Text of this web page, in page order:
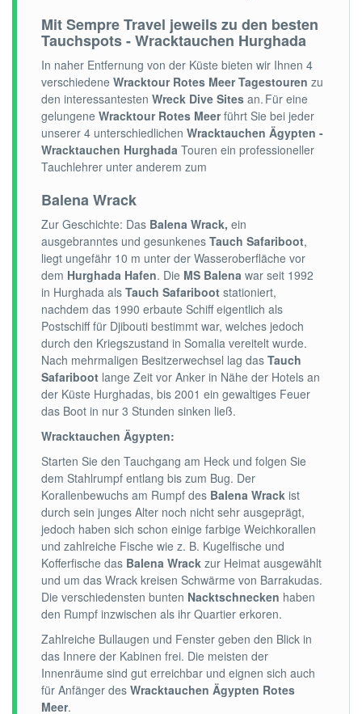
Mit Sempre Travel jeweils zu den besten
Tauchspots - Wracktauchen Hurghada
In naher Entfernung von der Küste bieten wir Ihnen 4
verschiedene Wracktour Rotes Meer Tagestouren zu
den interessantesten Wreck Dive Sites an. Für eine
gelungene Wracktour Rotes Meerführt Sie bei jeder
unserer 4 unterschiedlichen Wracktauchen Ägypten -
Wracktauchen Hurghada Touren ein professioneller
Tauchlehrer unter anderem zum
Balena Wrack
Zur Geschichte: Das Balena Wrack, ein
ausgebranntes und gesunkenes Tauch Safariboot,
liegt ungefähr 10 m unter der Wasseroberfläche vor
dem Hurghada Hafen. Die MS Balena war seit 1992
in Hurghada als Tauch Safariboot stationiert,
nachdem das 1990 erbaute Schiff eigentlich als
Postschiff für Djibouti bestimmt war, welches jedoch
durch den Kriegszustand in Somalia vereitelt wurde.
Nach mehrmaligen Besitzerwechsel lag das Tauch
Safariboot lange Zeit vor Anker in Nähe der Hotels an
der Küste Hurghadas, bis 2001 ein gewaltiges Feuer
das Boot in nur 3 Stunden sinken ließ.
Wracktauchen Ägypten:
Starten Sie den Tauchgang am Heck und folgen Sie
dem Stahlrumpf entlang bis zum Bug. Der
Korallenbewuchs am Rumpf des Balena Wrack ist
durch sein junges Alter noch nicht sehr ausgeprägt,
jedoch haben sich schon einige farbige Weichkorallen
und zahlreiche Fische wie z. B. Kugelfische und
Kofferfische das Balena Wrack zur Heimat ausgewählt
und um das Wrack kreisen Schwärme von Barrakudas.
Die verschiedensten bunten Nacktschnecken haben
den Rumpf inzwischen als ihr Quartier erkoren.
Zahlreiche Bullaugen und Fenster geben den Blick in
das Innere der Kabinen frei. Die meisten der
Innenräume sind gut erreichbar und eignen sich auch
für Anfänger des Wracktauchen Ägypten Rotes
Meer.